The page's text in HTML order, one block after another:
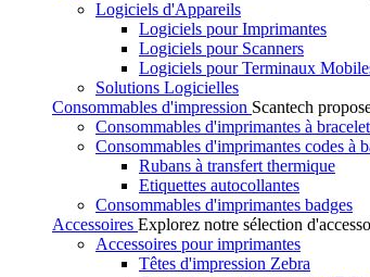
Logiciels d'Appareils
Logiciels pour Imprimantes
Logiciels pour Scanners
Logiciels pour Terminaux
Solutions Logicielles
Consommables d'impression Scantech
Consommables d'imprimantes à
Consommables d'imprimantes codes à
Rubans à transfert thermique
Etiquettes autocollantes
Consommables d'imprimantes badges
Accessoires Explorez notre sélection
Accessoires pour imprimantes
Têtes d'impression Zebra